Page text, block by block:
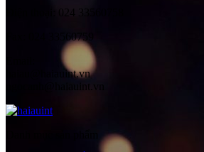
024 33560759
haiau@haiauint.vn